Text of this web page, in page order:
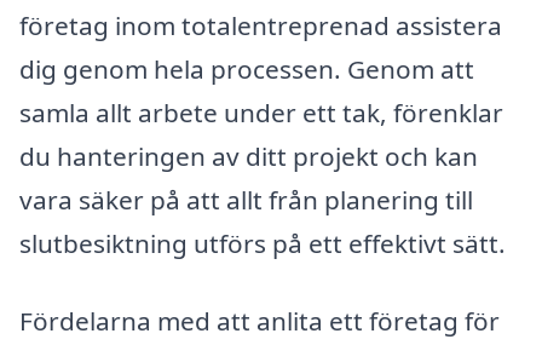
företag inom totalentreprenad assistera
dig genom hela processen. Genom att
samla allt arbete under ett tak, förenklar
du hanteringen av ditt projekt och kan
vara säker på att allt från planering till
slutbesiktning utförs på ett effektivt sätt.
Fördelarna med att anlita ett företag för